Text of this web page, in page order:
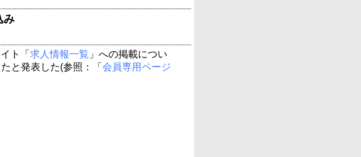
み
ト「 求人情報一覧 」への掲載につい
と発表した(参照：「 会員専用ページ